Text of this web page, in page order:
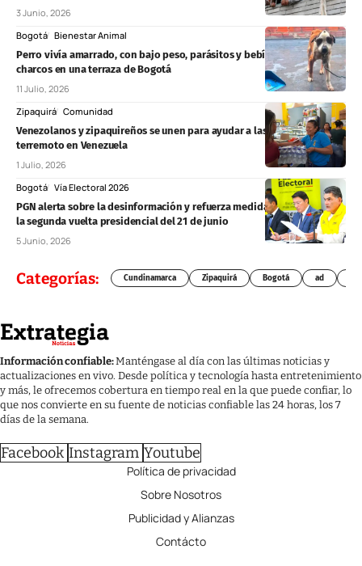
3 Junio, 2026
Bogotá Bienestar Animal
Perro vivía amarrado, con bajo peso, parásitos y bebía agua de
charcos en una terraza de Bogotá
11 Julio, 2026
Zipaquirá Comunidad
Venezolanos y zipaquireños se unen para ayudar a las víctimas del
terremoto en Venezuela
1 Julio, 2026
Bogotá Vía Electoral 2026
PGN alerta sobre la desinformación y refuerza medidas para proteger
la segunda vuelta presidencial del 21 de junio
5 Junio, 2026
Categorías: Cundinamarca Zipaquirá Bogotá ad
Información confiable:Manténgase al día con las últimas noticias y
actualizaciones en vivo. Desde política y tecnología hasta entretenimiento
y más, le ofrecemos cobertura en tiempo real en la que puede confiar, lo
que nos convierte en su fuente de noticias confiable las 24 horas, los 7
días de la semana.
Facebook Instagram Youtube
Política de privacidad
Sobre Nosotros
Publicidad y Alianzas
Contácto